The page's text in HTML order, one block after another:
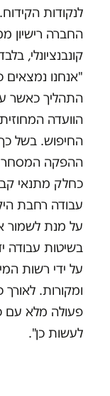
החברה רישיון
קונבנציונלי,
"אנחנו
התהליך כאשר
הוועדה
החיפוש. בשל
ההפקה
כחלק מתנאי
עבודה רחבת
על מנת לשמור
בשיטות עבודה
על ידי רשות
ומקורות.
פעולה מלא עם
לעשות כן".